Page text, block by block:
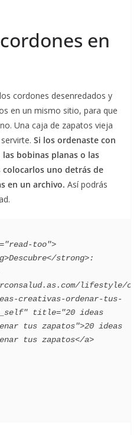
en
cordones desenredados y
en un mismo sitio, para que
Una caja de zapatos vieja
Si los ordenaste con
bobinas planas o las
uno detrás de
en un archivo. Así podrás
lifestyle/co
creativas-ordenar-tus-
title="20 ideas
tus zapatos">20 ideas
tus zapatos</a>